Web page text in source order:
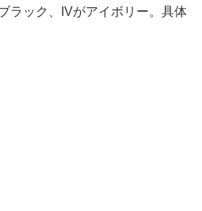
ラック、IVがアイボリー。具体